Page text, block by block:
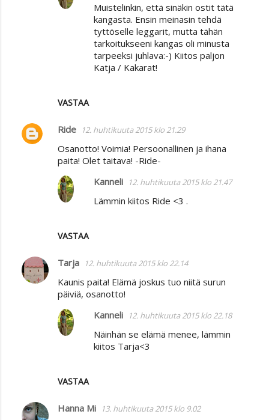
VASTAA
Muistelinkin, että sinäkin ostit tätä
kangasta. Ensin meinasin tehdä
tyttöselle leggarit, mutta tähän
tarkoitukseeni kangas oli minusta
tarpeeksi juhlava:-) Kiitos paljon
Katja / Kakarat!
Ride 12. huhtikuuta 2015 klo 21.29
Osanotto! Voimia! Persoonallinen ja ihana
paita! Olet taitava! -Ride-
VASTAA
Kanneli 12. huhtikuuta 2015 klo 21.47
Lämmin kiitos Ride <3 .
Tarja 12. huhtikuuta 2015 klo 22.14
Kaunis paita! Elämä joskus tuo niitä surun
päiviä, osanotto!
VASTAA
Kanneli 12. huhtikuuta 2015 klo 22.18
Näinhän se elämä menee, lämmin
kiitos Tarja<3
Hanna Mi 13. huhtikuuta 2015 klo 9.02